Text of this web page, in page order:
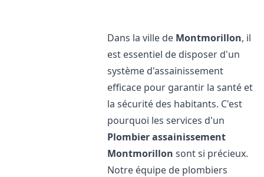
Dans la ville de Montmorillon, il
est essentiel de disposer d'un
système d'assainissement
efficace pour garantir la santé et
la sécurité des habitants. C'est
pourquoi les services d'un
Plombier assainissement
Montmorillon sont si précieux.
Notre équipe de plombiers